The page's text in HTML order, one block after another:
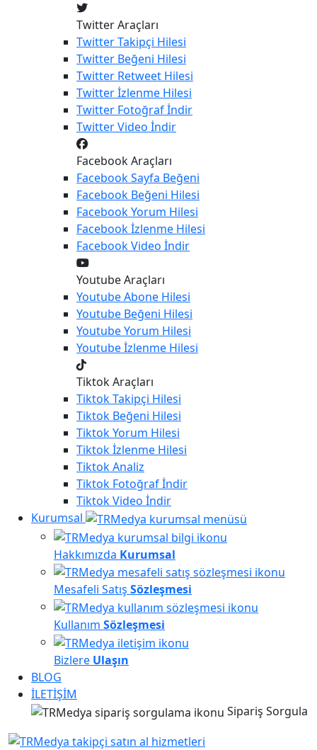
Twitter Araçları
TwitterTakipçi Hilesi
Twitter Beğeni Hilesi
Twitter Retweet Hilesi
Twitterİzlenme Hilesi
Twitter Fotoğraf İndir
TwitterVideo İndir
Facebook Araçları
FacebookSayfa Beğeni
Facebook Beğeni Hilesi
FacebookYorum Hilesi
Facebookİzlenme Hilesi
FacebookVideo İndir
Youtube Araçları
YoutubeAbone Hilesi
Youtube Beğeni Hilesi
YoutubeYorum Hilesi
Youtubeİzlenme Hilesi
Tiktok Araçları
TiktokTakipçi Hilesi
Tiktok Beğeni Hilesi
TiktokYorum Hilesi
Tiktokİzlenme Hilesi
TiktokAnaliz
Tiktok Fotoğraf İndir
TiktokVideo İndir
Kurumsal
Hakkımızda Kurumsal
Mesafeli Satış Sözleşmesi
Kullanım Sözleşmesi
Bizlere Ulaşın
BLOG
İLETİŞİM
Sipariş Sorgula